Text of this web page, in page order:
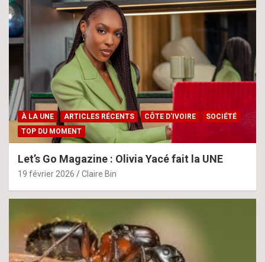
À LA UNE ARTICLES RÉCENTS CÔTE D'IVOIRE
SOCIÉTÉ
TOP DU MOMENT
Let’s Go Magazine : Olivia Yacé fait la UNE
19 février 2026 Claire Bin